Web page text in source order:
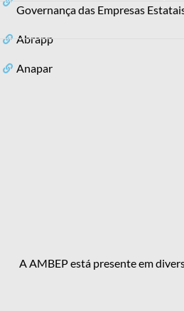
Governança das Empresas
Abrapp
Anapar
A AMBEP está presente em